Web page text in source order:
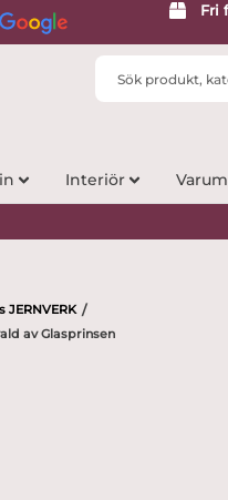
Fri
Search
Interiör
JERNVERK /
av Glasprinsen